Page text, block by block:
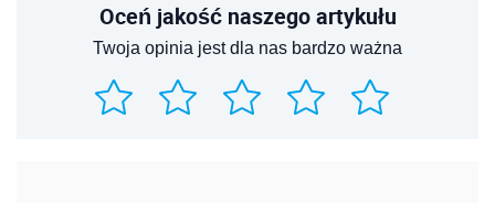
Oceń jakość naszego artykułu
Twoja opinia jest dla nas bardzo ważna